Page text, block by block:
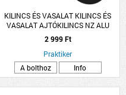
KILINCS ÉS VASALAT KILINCS ÉS
VASALAT AJTÓKILINCS NZ ALU
FEKETE LANA ROZETTÁS
2 999 Ft
Praktiker
A bolthoz
Info